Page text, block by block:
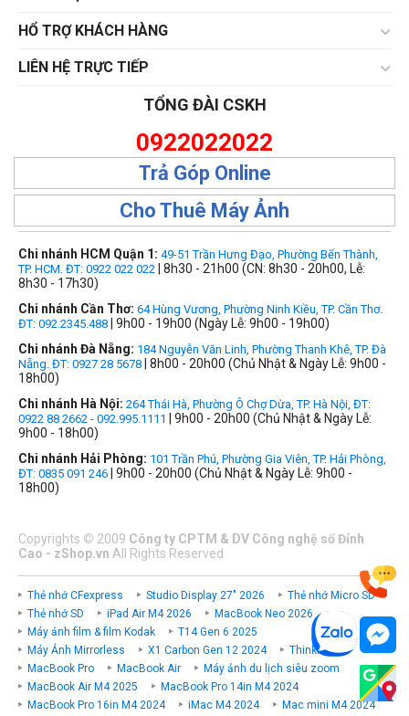
HỔ TRỢ KHÁCH HÀNG
LIÊN HỆ TRỰC TIẾP
TỔNG ĐÀI CSKH
0922022022
Trả Góp Online
Cho Thuê Máy Ảnh
Chi nhánh HCM Quận 1: 49-51 Trần Hưng Đạo, Phường Bến Thành,
TP. HCM. ĐT: 0922 022 022 | 8h30 - 21h00 (CN: 8h30 - 20h00, Lễ:
8h30 - 17h30)
Chi nhánh Cần Thơ: 64 Hùng Vương, Phường Ninh Kiều, TP. Cần Thơ.
ĐT: 092.2345.488 | 9h00 - 19h00 (Ngày Lễ: 9h00 - 19h00)
Chi nhánh Đà Nẵng: 184 Nguyễn Văn Linh, Phường Thanh Khê, TP. Đà
Nẵng. ĐT: 0927 28 5678 | 8h00 - 20h00 (Chủ Nhật & Ngày Lễ: 9h00 -
18h00)
Chi nhánh Hà Nội: 264 Thái Hà, Phường Ô Chợ Dừa, TP. Hà Nội, ĐT:
0922 88 2662 - 092.995.1111
| 9h00 - 20h00 (Chủ Nhật & Ngày Lễ:
9h00 - 18h00)
Chi nhánh Hải Phòng: 101 Trần Phú, Phường Gia Viên, TP. Hải Phòng,
ĐT: 0835 091 246 | 9h00 - 20h00 (Chủ Nhật & Ngày Lễ: 9h00 -
18h00)
Copyrights © 2009 Công ty CPTM & DV Công nghệ số Đỉnh
Cao - zShop.vn All Rights Reserved
Thẻ nhớ CFexpress Studio Display 27" 2026
Thẻ nhớ Micro SD
Thẻ nhớ SD
iPad Air M4 2026
MacBook Neo 2026
Máy ảnh film & film Kodak
T14 Gen 6 2025
Máy Ảnh Mirrorless
X1 Carbon Gen 12 2024
ThinkPad P
MacBook Pro
MacBook Air
Máy ảnh du lịch siêu zoom
MacBook Air M4 2025
MacBook Pro 14in M4 2024
MacBook Pro 16in M4 2024
iMac M4 2024 Mac mini M4 2024